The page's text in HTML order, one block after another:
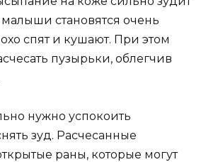
становятся очень
спят и кушают. При этом
пузырьки, облегчив
нужно успокоить
зуд. Расчесанные
раны, которые могут